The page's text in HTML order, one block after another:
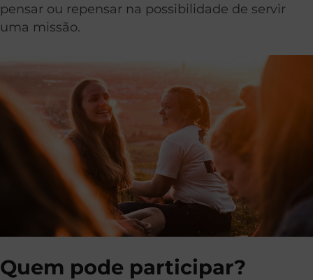
pensar ou repensar na possibilidade de servir
uma missão.
Quem pode participar?